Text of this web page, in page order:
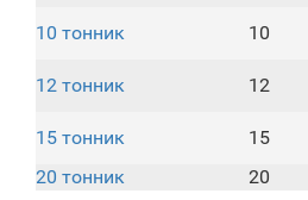
10 тонник
10
12 тонник
12
15 тонник
15
20 тонник
20